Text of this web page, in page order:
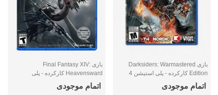
بازی Darksiders: Warmastered
Edition کارکرده - پلی استیشن 4
اتمام موجودی
بازی Final Fantasy XIV:
Heavensward کارکرده - پلی
استیشن 4
اتمام موجودی